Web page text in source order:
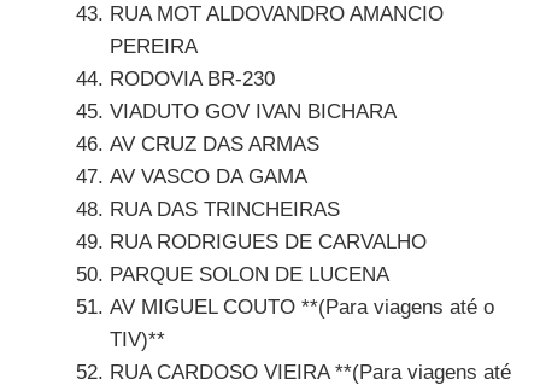
RUA MOT ALDOVANDRO AMANCIO
PEREIRA
RODOVIA BR-230
VIADUTO GOV IVAN BICHARA
AV CRUZ DAS ARMAS
AV VASCO DA GAMA
RUA DAS TRINCHEIRAS
RUA RODRIGUES DE CARVALHO
PARQUE SOLON DE LUCENA
AV MIGUEL COUTO **(Para viagens até o
TIV)**
RUA CARDOSO VIEIRA **(Para viagens até